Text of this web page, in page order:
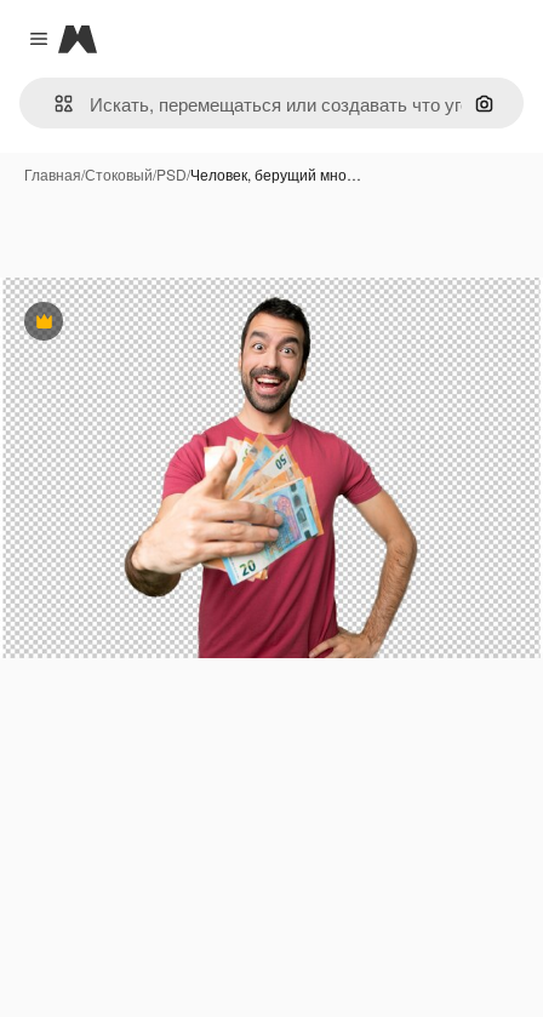
Close menu
Magnific
Поиск
Главная/Стоковый/PSD/Человек, берущий мно…
Премиум